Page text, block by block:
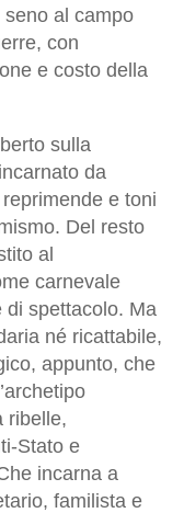
al campo
con
e costo della
sulla
da
e toni
Del resto
al
carnevale
di spettacolo. Ma
né ricattabile,
appunto, che
ribelle,
Stato e
incarna a
familista e